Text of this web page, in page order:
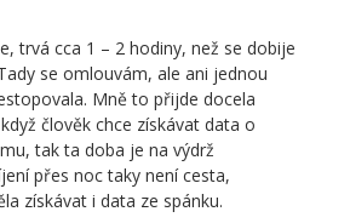
trvá cca 1 – 2 hodiny, než se dobije
se omlouvám, ale ani jednou
Mně to přijde docela
člověk chce získávat data o
tak ta doba je na výdrž
přes noc taky není cesta,
získávat i data ze spánku.